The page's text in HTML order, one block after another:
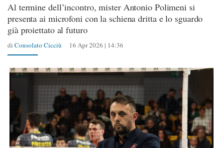
Al termine dell’incontro, mister Antonio Polimeni si
presenta ai microfoni con la schiena dritta e lo sguardo
già proiettato al futuro
di Consolato Cicciù 16 Apr 2026 | 14:36